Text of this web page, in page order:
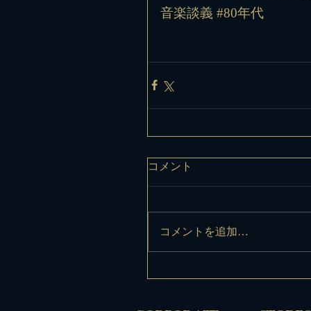
音楽談義 #80年代
コメント
コメントを追加…